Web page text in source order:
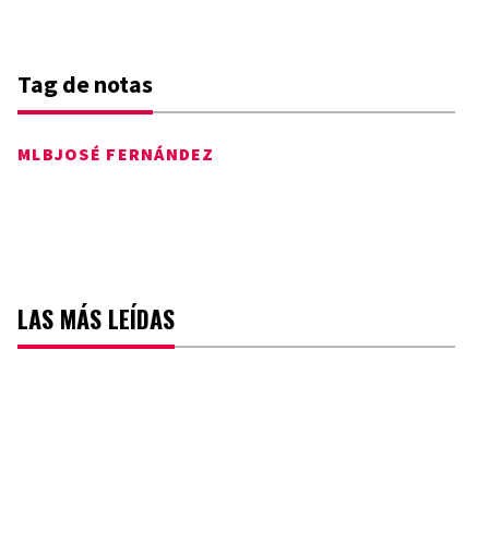
Tag de notas
MLBJOSÉ FERNÁNDEZ
LAS MÁS LEÍDAS